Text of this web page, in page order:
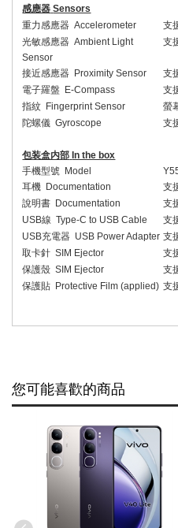
感應器 Sensors
重力感應器 Accelerometer
支
光敏感應器 Ambient Light
Sensor
支
接近感應器 Proximity Sensor
支
電子羅盤 E-Compass
支
指紋 Fingerprint Sensor
螢
陀螺儀 Gyroscope 支
包装盒内部 In the box
手機型號 Model
耳機 Documentation
支
說明書 Documentation
支
USB線 Type-C to USB Cable
支
USB充電器 USB Power Adapter 支
取卡針 SIM Ejector
支
保護殼 SIM Ejector
支
保護貼 Protective Film (applied) 支
您可能喜歡的商品